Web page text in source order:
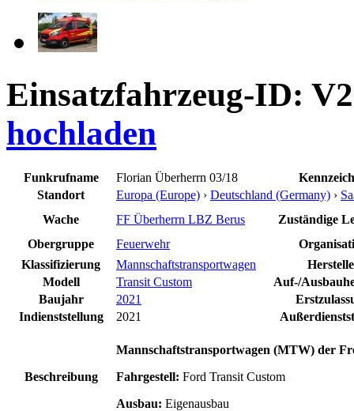
Einsatzfahrzeug-ID:
hochladen
Funkrufname Florian Überherrn 03/18
Standort
Europa (Europe) › Deutschland (Germany) ›
Wache
FF Überherrn LBZ Berus
Zuständige
Obergruppe
Feuerwehr
Klassifizierung
Mannschaftstransportwagen
Modell
Transit Custom
Auf-/
Baujahr
2021
Indienststellung
2021
Beschreibung
Mannschaftstransportwagen (MTW) der
Fahrgestell: Ford Transit Custom
Ausbau: Eigenausbau